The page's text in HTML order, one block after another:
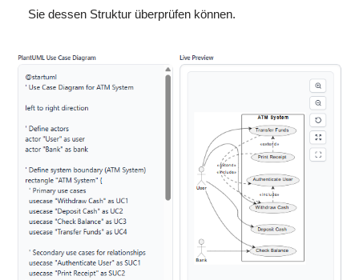
Sie dessen Struktur überprüfen können.